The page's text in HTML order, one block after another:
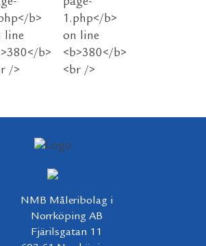
NMB Måleribolag i
Norrköping AB
Fjärilsgatan 11